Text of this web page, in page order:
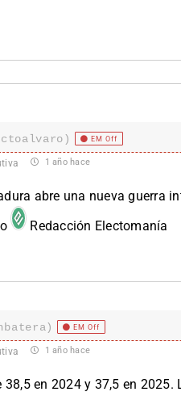
EM Off
1 año hace
abre una nueva guerra
Redacción Electomanía
EM Off
1 año hace
38,5 en 2024 y 37,5 en